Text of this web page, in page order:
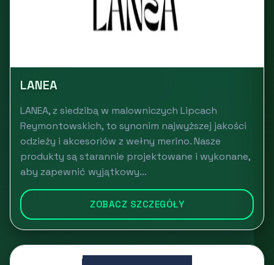
LANEA
LANEA, z siedzibą w malowniczych Lipcach
Reymontowskich, to synonim najwyższej jakości
odzieży i akcesoriów z wełny merino. Nasze
produkty są starannie projektowane i wykonane,
aby zapewnić wyjątkowy...
ZOBACZ SZCZEGÓŁY